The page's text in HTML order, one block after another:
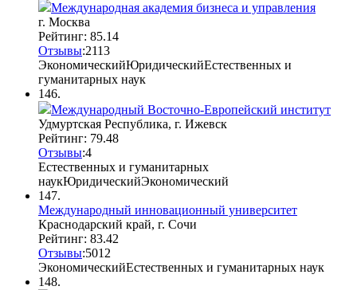
Международная академия бизнеса и управления
г. Москва
Рейтинг: 85.14
Отзывы:2113
ЭкономическийЮридическийЕстественных и
гуманитарных наук
146.
Международный Восточно-Европейский институт
Удмуртская Республика, г. Ижевск
Рейтинг: 79.48
Отзывы:4
Естественных и гуманитарных
наукЮридическийЭкономический
147.
Международный инновационный университет
Краснодарский край, г. Сочи
Рейтинг: 83.42
Отзывы:5012
ЭкономическийЕстественных и гуманитарных наук
148.